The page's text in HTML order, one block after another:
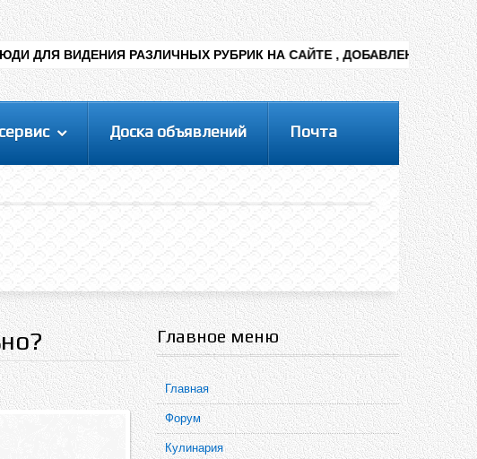
Регистрация
РАЗЛИЧНЫХ РУБРИК НА САЙТЕ , ДОБАВЛЕНИЯ КОНТЕНТА
Доска объявлений Почта
Главное меню
Главная
Форум
Кулинария